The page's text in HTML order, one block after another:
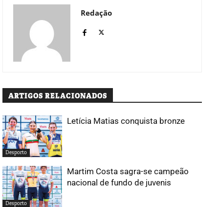
Redação
ARTIGOS RELACIONADOS
Desporto
Letícia Matias conquista bronze
Desporto
Martim Costa sagra-se campeão
nacional de fundo de juvenis